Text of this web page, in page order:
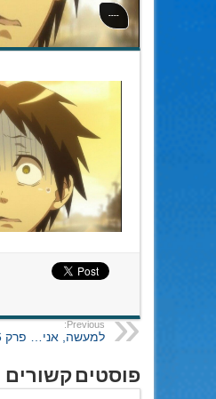
----
Previous:
למעשה, אני… פרק 6!
פוסטים קשורים